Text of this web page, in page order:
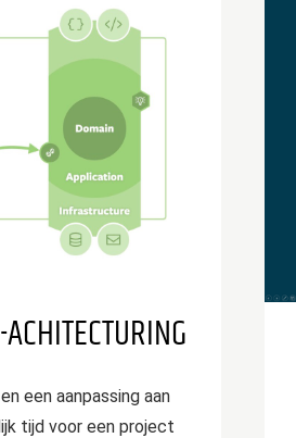
een aanpassing aan
tijd voor een project